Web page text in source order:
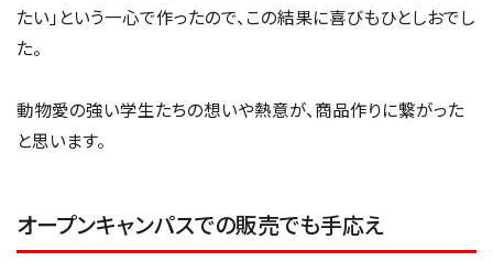
たい」という一心で作ったので、この結果に喜びもひとしおでし
た。
動物愛の強い学生たちの想いや熱意が、商品作りに繋がった
と思います。
オープンキャンパスでの販売でも手応え